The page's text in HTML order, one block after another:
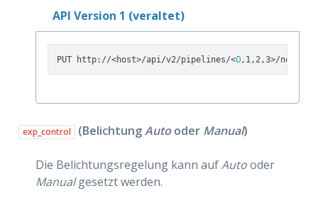
API Version 1 (veraltet)
PUT http://<host>/api/v2/pipelines/<0,1,2,3>/nodes/
exp_control (BelichtungAutooder Manual)
Die Belichtungsregelung kann aufAutooder
Manualgesetzt werden.